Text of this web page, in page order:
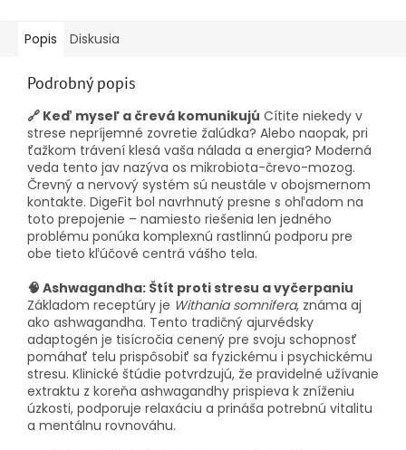
Popis Diskusia
Podrobný popis
🔗 Keď myseľ a črevá komunikujú Cítite niekedy v
strese nepríjemné zovretie žalúdka? Alebo naopak, pri
ťažkom trávení klesá vaša nálada a energia? Moderná
veda tento jav nazýva os mikrobiota-črevo-mozog.
Črevný a nervový systém sú neustále v obojsmernom
kontakte. DigeFit bol navrhnutý presne s ohľadom na
toto prepojenie – namiesto riešenia len jedného
problému ponúka komplexnú rastlinnú podporu pre
obe tieto kľúčové centrá vášho tela.
🧠 Ashwagandha: Štít proti stresu a vyčerpaniu
Základom receptúry je Withania somnifera, známa aj
ako ashwagandha. Tento tradičný ajurvédsky
adaptogén je tisícročia cenený pre svoju schopnosť
pomáhať telu prispôsobiť sa fyzickému i psychickému
stresu. Klinické štúdie potvrdzujú, že pravidelné užívanie
extraktu z koreňa ashwagandhy prispieva k zníženiu
úzkosti, podporuje relaxáciu a prináša potrebnú vitalitu
a mentálnu rovnováhu.